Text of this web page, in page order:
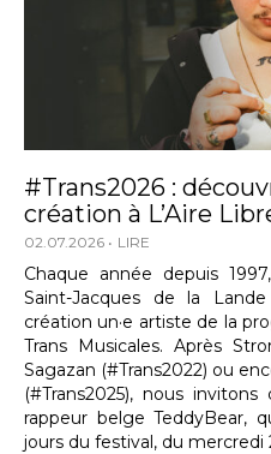
#Trans2026 :
création à L’Aire
02.07.2026 LIRE
Chaque année depuis
Saint-Jacques de la
création un·e artiste de la
Trans Musicales. Après
Sagazan (#Trans2022) ou
(#Trans2025), nous
rappeur belge TeddyBear,
jours du festival, du